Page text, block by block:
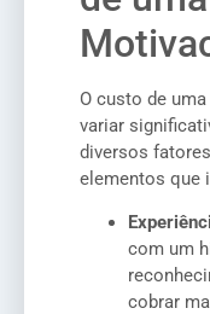
O custo de
variar
diversos
elementos que
com um
cobrar